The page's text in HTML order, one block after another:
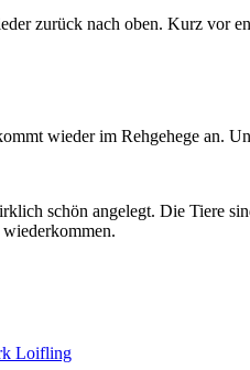
zurück nach oben. Kurz vor
wieder im Rehgehege an.
schön angelegt. Die Tiere
Loifling